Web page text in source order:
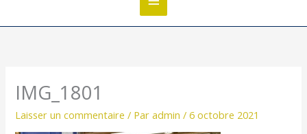
IMG_1801
Laisser un commentaire / Paradmin/6 octobre 2021